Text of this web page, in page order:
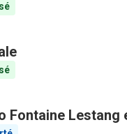
Lestang